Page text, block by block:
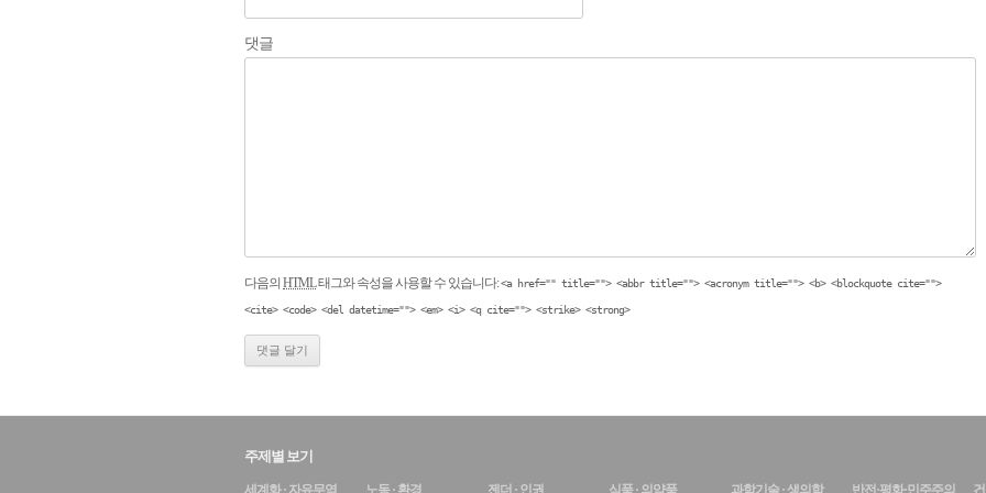
댓글
다음의 HTML태그와 속성을 사용할 수 있습니다:<a href="" title=""> <abbr title=""> <acronym title=""> <b> <blockquote cite="">
<cite> <code> <del datetime=""> <em> <i> <q cite=""> <strike> <strong>
주제별 보기
세계화 · 자유무역 노동 · 환경 젠더 · 인권 식품 · 의약품 과학기술 · 생의학 반전·평화·민주주의